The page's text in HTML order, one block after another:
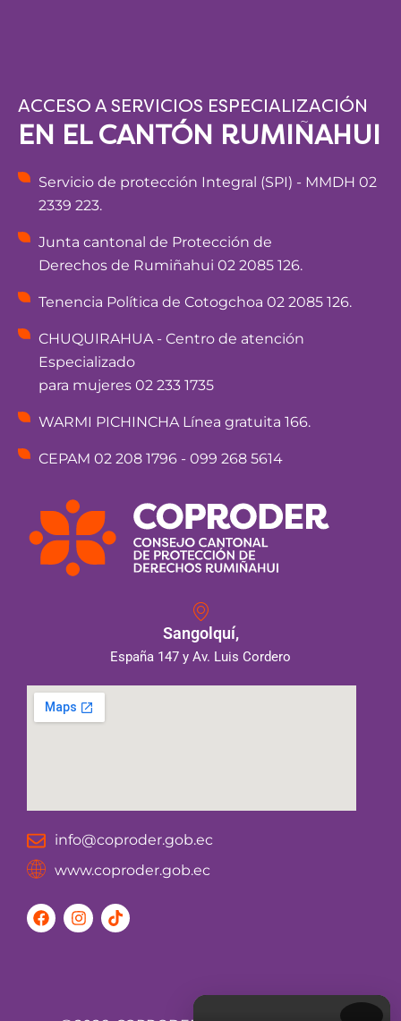
ACCESO A SERVICIOS ESPECIALIZACIÓN
EN EL CANTÓN RUMIÑAHUI
Servicio de protección Integral (SPI) - MMDH 02
2339 223.
Junta cantonal de Protección de
Derechos de Rumiñahui 02 2085 126.
Tenencia Política de Cotogchoa 02 2085 126.
CHUQUIRAHUA - Centro de atención
Especializado
para mujeres 02 233 1735
WARMI PICHINCHA Línea gratuita 166.
CEPAM 02 208 1796 - 099 268 5614
Sangolquí,
España 147 y Av. Luis Cordero
info@coproder.gob.ec
www.coproder.gob.ec
F
a
I
n
T
i